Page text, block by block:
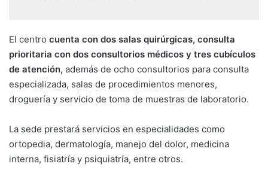
El centro cuenta con dos salas quirúrgicas, consulta
prioritaria con dos consultorios médicos y tres cubículos
de atención, además de ocho consultorios para consulta
especializada, salas de procedimientos menores,
droguería y servicio de toma de muestras de laboratorio.
La sede prestará servicios en especialidades como
ortopedia, dermatología, manejo del dolor, medicina
interna, fisiatría y psiquiatría, entre otros.